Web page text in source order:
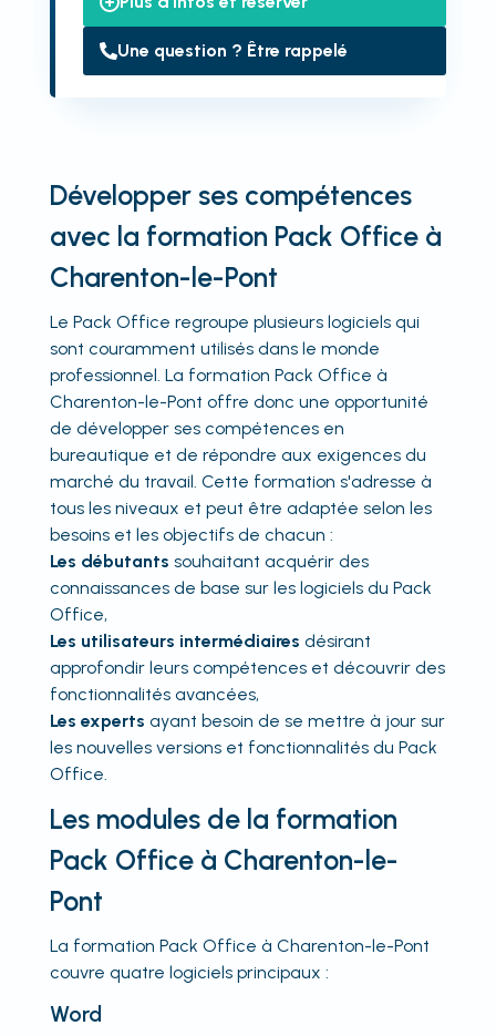
Une question ? Être rappelé
Développer ses compétences
avec la formation Pack Office à
Charenton-le-Pont
Le Pack Office regroupe plusieurs logiciels qui
sont couramment utilisés dans le monde
professionnel. La formation Pack Office à
Charenton-le-Pont offre donc une opportunité
de développer ses compétences en
bureautique et de répondre aux exigences du
marché du travail. Cette formation s'adresse à
tous les niveaux et peut être adaptée selon les
besoins et les objectifs de chacun :
Les débutants souhaitant acquérir des
connaissances de base sur les logiciels du Pack
Office,
Les utilisateurs intermédiaires désirant
approfondir leurs compétences et découvrir des
fonctionnalités avancées,
Les experts ayant besoin de se mettre à jour sur
les nouvelles versions et fonctionnalités du Pack
Office.
Les modules de la formation
Pack Office à Charenton-le-
Pont
La formation Pack Office à Charenton-le-Pont
couvre quatre logiciels principaux :
Word